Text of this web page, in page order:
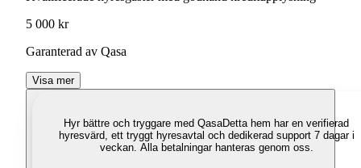
5 000 kr
Garanterad av Qasa
Visa mer
Hyr bättre och tryggare med QasaDetta hem har en verifierad
hyresvärd, ett tryggt hyresavtal och dedikerad support 7 dagar i
veckan. Alla betalningar hanteras genom oss.